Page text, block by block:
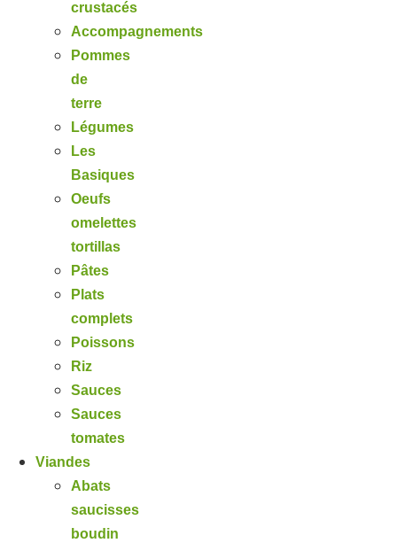
crustacés
Accompagnements
Pommes
de
terre
Légumes
Les
Basiques
Oeufs
omelettes
tortillas
Pâtes
Plats
complets
Poissons
Riz
Sauces
Sauces
tomates
Viandes
Abats
saucisses
boudin